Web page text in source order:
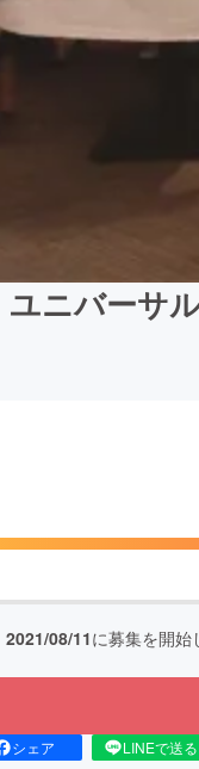
ユニバーサ
2021/08/11に募集を開始
シェア LINEで送る